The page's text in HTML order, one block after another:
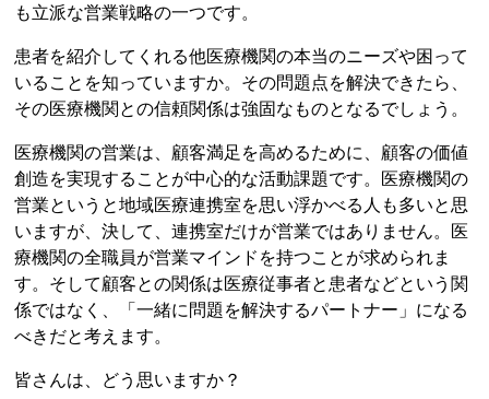
も立派な営業戦略の一つです。
患者を紹介してくれる他医療機関の本当のニーズや困って
いることを知っていますか。その問題点を解決できたら、
その医療機関との信頼関係は強固なものとなるでしょう。
医療機関の営業は、顧客満足を高めるために、顧客の価値
創造を実現することが中心的な活動課題です。医療機関の
営業というと地域医療連携室を思い浮かべる人も多いと思
いますが、決して、連携室だけが営業ではありません。医
療機関の全職員が営業マインドを持つことが求められま
す。そして顧客との関係は医療従事者と患者などという関
係ではなく、「一緒に問題を解決するパートナー」になる
べきだと考えます。
皆さんは、どう思いますか？